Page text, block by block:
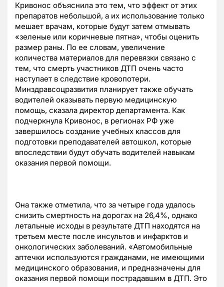
Кривонос объяснила это тем, что эффект от этих
препаратов небольшой, а их использование только
мешает врачам, которые будут затем отмывать
«зеленые или коричневые пятна», чтобы оценить
размер раны. По ее словам, увеличение
количества материалов для перевязки связано с
тем, что смерть участников ДТП очень часто
наступает в следствие кровопотери.
Минздравсоцразвития планирует также обучать
водителей оказывать первую медицинскую
помощь, сказала директор департамента. Как
подчеркнула Кривонос, в регионах РФ уже
завершилось создание учебных классов для
подготовки преподавателей автошкол, которые
впоследствии будут обучать водителей навыкам
оказания первой помощи.
Она также отметила, что за четыре года удалось
снизить смертность на дорогах на 26,4%, однако
летальные исходы в результате ДТП находятся на
третьем месте после инсультов и инфарктов и
онкологических заболеваний. «Автомобильные
аптечки используются гражданами, не имеющими
медицинского образования, и предназначены для
оказания первой помощи пострадавшим в ДТП. Это